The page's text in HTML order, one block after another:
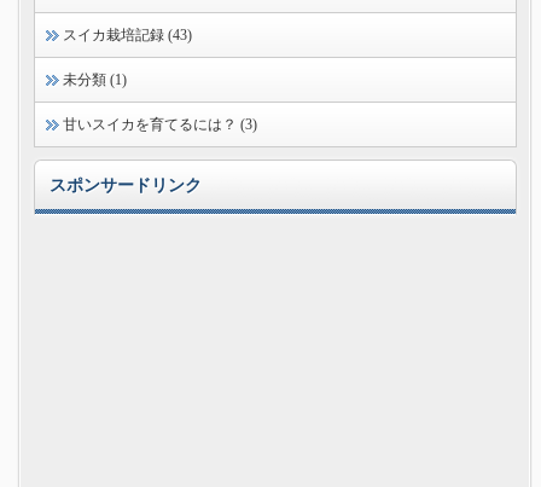
スイカ栽培記録 (43)
未分類 (1)
甘いスイカを育てるには？ (3)
スポンサードリンク